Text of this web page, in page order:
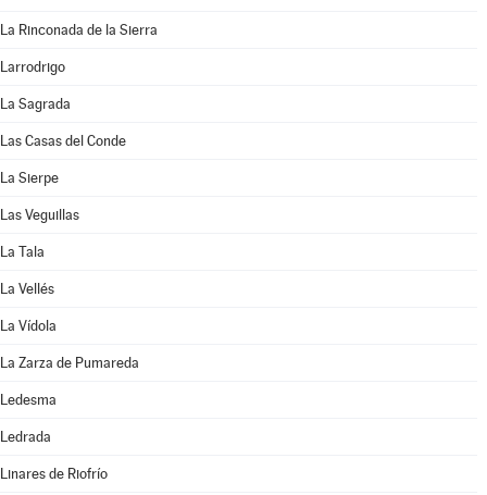
La Rinconada de la Sierra
Larrodrigo
La Sagrada
Las Casas del Conde
La Sierpe
Las Veguillas
La Tala
La Vellés
La Vídola
La Zarza de Pumareda
Ledesma
Ledrada
Linares de Riofrío